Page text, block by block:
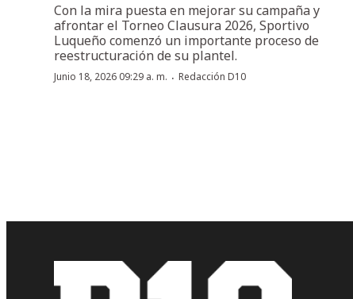
Con la mira puesta en mejorar su campaña y
afrontar el Torneo Clausura 2026, Sportivo
Luqueño comenzó un importante proceso de
reestructuración de su plantel.
Junio 18, 2026 09:29 a. m. · Redacción D10